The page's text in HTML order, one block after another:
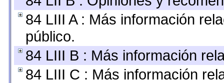
84 LIII A : Más información
público.
84 LIII B : Más información
84 LIII C : Más información